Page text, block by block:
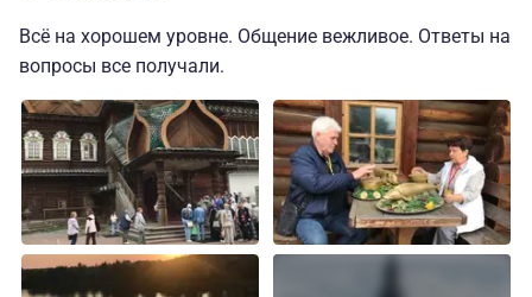
Всё на хорошем уровне. Общение вежливое. Ответы на
вопросы все получали.